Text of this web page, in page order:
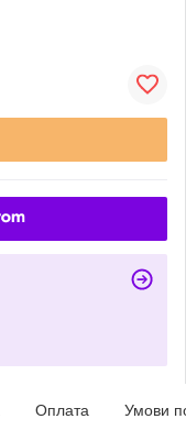
Оплата Умови